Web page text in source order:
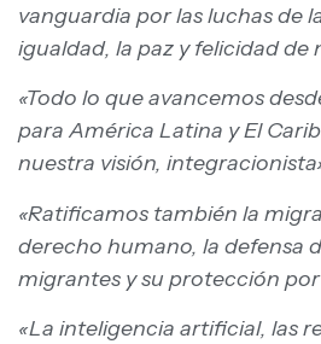
vanguardia por las luchas de
igualdad, la paz y felicidad de
«Todo lo que avancemos
para América Latina y El
nuestra visión,
«Ratificamos también la
derecho humano, la defensa
migrantes y su protección
«La inteligencia artificial, las